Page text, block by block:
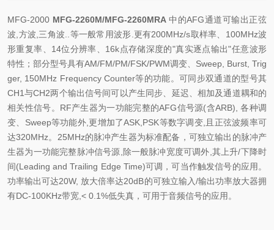
MFG-2000 MFG-2260M/MFG-2260MRA中的AFG通道可输出正弦
波 方波 三角波 等一般常用波形 更有200MHz/s取样率、 100MHz波
形重复率、 14位分辨率、 16k点存储深度的"真实逐点输出"任意波形
特性；部分型号具有AM/FM/PM/FSK/PWM调变、 Sweep, Burst, Trig
ger, 150MHz Frequency Counter等的功能。可同步双通道的型号其
CH1与CH2两个输出信号间可以产生同步、延迟、相加及通道耦和的
相关性信号。 RF产生器为一功能完整的AFG信号源(含ARB),各种调
变、 Sweep等功能外, 更增加了ASK,PSK等数字调变 且正弦波频率可
达320MHz。 25MHz的脉冲产生器为标准配备，可独立输出的脉冲产
生器为一功能完整脉冲信号源 除一般脉冲宽度可调外 其上升/下降时
间(Leading and Trailing Edge Time)可调，可当作触发信号的应用。
功率输出可达20W, 放大倍率达20dB的可独立输入/输出功率放大器拥
有DC-100KHz带宽 ,< 0.1%低失真，可用于音频信号的应用。